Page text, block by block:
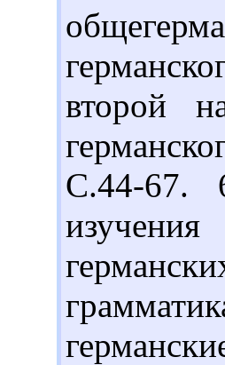
второй
С.44-67.